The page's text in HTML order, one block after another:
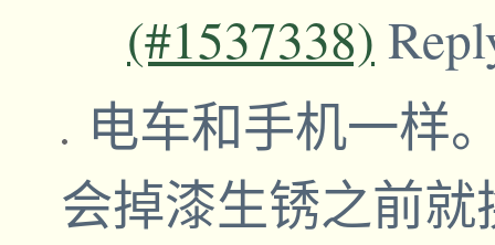
(#1537338)
电车和手机一样
会掉漆生锈之前